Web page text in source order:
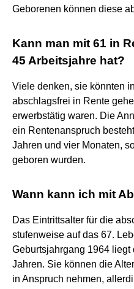
Geborenen können diese
Kann man mit 61 in
45 Arbeitsjahre hat?
Viele denken, sie könnten
abschlagsfrei in Rente
erwerbstätig waren. Die
ein Rentenanspruch
Jahren und vier Monaten,
geboren wurden.
Wann kann ich mit
Das Eintrittsalter für die
stufenweise auf das 67.
Geburtsjahrgang 1964
Jahren. Sie können die
in Anspruch nehmen,